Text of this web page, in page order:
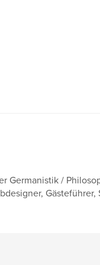
Germanistik /
Gästeführer,